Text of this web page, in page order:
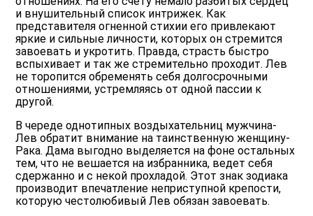
и внушительный список интрижек. Как
представителя огненной стихии его привлекают
яркие и сильные личности, которых он стремится
завоевать и укротить. Правда, страсть быстро
вспыхивает и так же стремительно проходит. Лев
не торопится обременять себя долгосрочными
отношениями, устремляясь от одной пассии к
другой.
В череде однотипных воздыхательниц мужчина-
Лев обратит внимание на таинственную женщину-
Рака. Дама выгодно выделяется на фоне остальных
тем, что не вешается на избранника, ведет себя
сдержанно и с некой прохладой. Этот знак зодиака
производит впечатление неприступной крепости,
которую честолюбивый Лев обязан завоевать.